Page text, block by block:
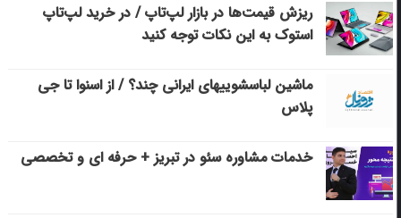
ریزش قیمت‌ها در بازار لپ‌تاپ / در خرید لپ‌تاپ
استوک به این نکات توجه کنید
ماشین لباسشویی‎های ایرانی چند؟ / از اسنوا تا جی
پلاس
خدمات مشاوره سئو در تبریز + حرفه ای و تخصصی